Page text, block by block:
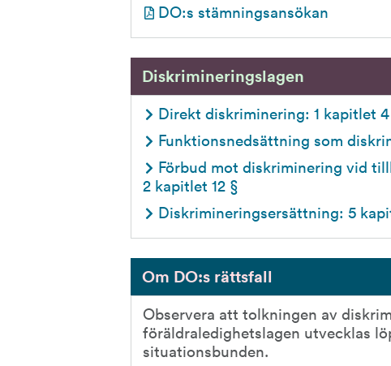
DO:s stämningsansökan
Diskrimineringslagen
Direkt diskriminering: 1 kapitlet
Funktionsnedsättning som
Förbud mot diskriminering vid
2 kapitlet 12 §
Diskrimineringsersättning: 5
Om DO:s rättsfall
Observera att tolkningen av
föräldraledighetslagen utvecklas
situationsbunden.